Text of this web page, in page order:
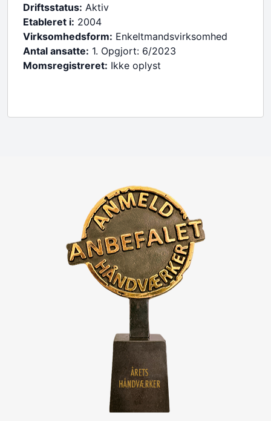
Driftsstatus: Aktiv
Etableret i: 2004
Virksomhedsform: Enkeltmandsvirksomhed
Antal ansatte: 1. Opgjort: 6/2023
Momsregistreret: Ikke oplyst